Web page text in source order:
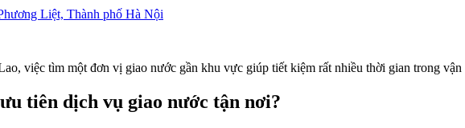
Liệt, Thành phố Hà Nội
việc tìm một đơn vị giao nước gần khu vực giúp tiết kiệm rất nhiều thời gian trong vận
tiên dịch vụ giao nước tận nơi?